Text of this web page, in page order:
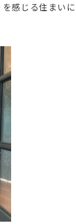
感じる住まい